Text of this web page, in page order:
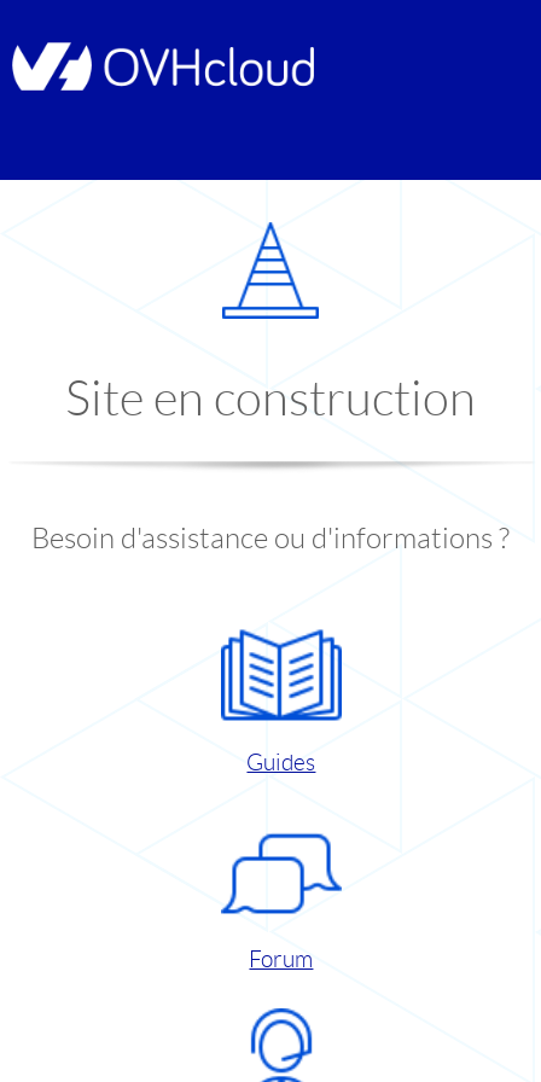
Site en construction
Besoin d'assistance ou d'informations ?
Guides
Forum